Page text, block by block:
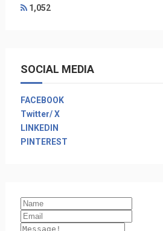
1,052
SOCIAL MEDIA
FACEBOOK
Twitter/ X
LINKEDIN
PINTEREST